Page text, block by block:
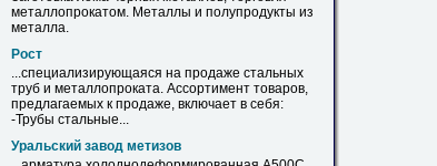
металлопрокатом. Металлы и полупродукты из
металла.
Рост
...специализирующаяся на продаже стальных
труб и металлопроката. Ассортимент товаров,
предлагаемых к продаже, включает в себя:
-Трубы стальные...
Уральский завод метизов